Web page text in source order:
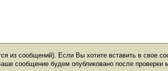
из сообщений). Если Вы хотите вставить в свое
сообщение будем опубликовано после проверки